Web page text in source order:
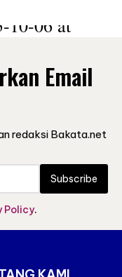
Email
redaksi Bakata.net
Subscribe
Policy.